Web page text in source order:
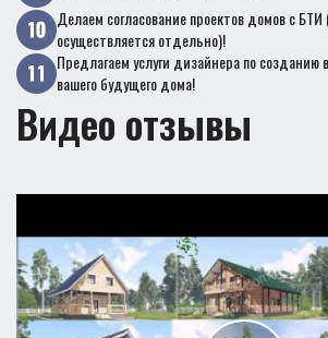
Делаем согласование проектов домов с БТИ
осуществляется отдельно)!
Предлагаем услуги дизайнера по созданию
вашего будущего дома!
Видео отзывы